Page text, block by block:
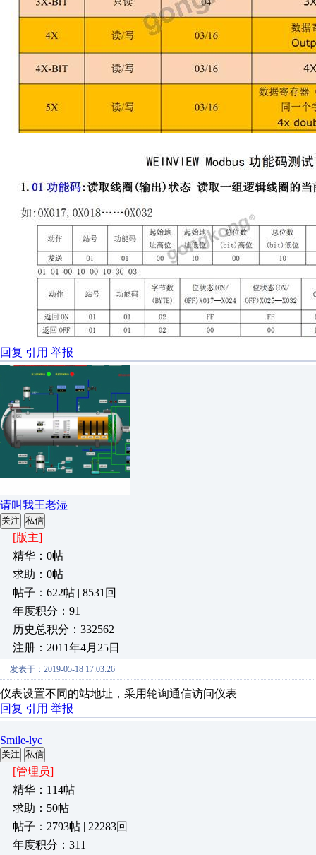
回复 引用 举报
请叫我王老湿
关注 私信
[版主]
精华：0帖
求助：0帖
帖子：622帖 | 8531回
年度积分：91
历史总积分：332562
注册：2011年4月25日
发表于：2019-05-18 17:03:26
仪表设置不同的站地址，采用轮询通信访问仪表
回复 引用 举报
Smile-lyc
关注 私信
[管理员]
精华：114帖
求助：50帖
帖子：2793帖 | 22283回
年度积分：311